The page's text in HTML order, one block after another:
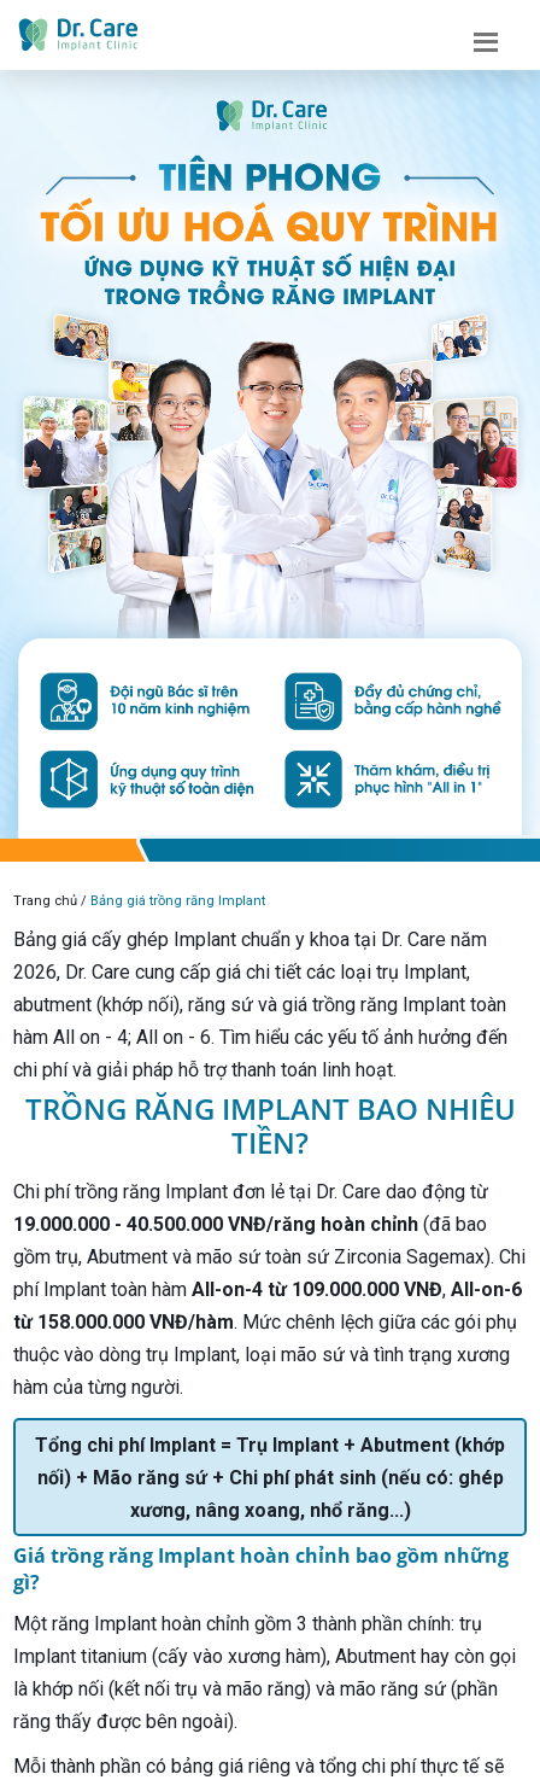
Trang chủ / Bảng giá trồng răng Implant
Bảng giá cấy ghép Implant chuẩn y khoa tại Dr. Care năm
2026, Dr. Care cung cấp giá chi tiết các loại trụ Implant,
abutment (khớp nối), răng sứ và giá trồng răng Implant toàn
hàm All on - 4; All on - 6. Tìm hiểu các yếu tố ảnh hưởng đến
chi phí và giải pháp hỗ trợ thanh toán linh hoạt.
TRỒNG RĂNG IMPLANT BAO NHIÊU
TIỀN?
Chi phí trồng răng Implant đơn lẻ tại Dr. Care dao động từ
19.000.000 - 40.500.000 VNĐ/răng hoàn chỉnh (đã bao
gồm trụ, Abutment và mão sứ toàn sứ Zirconia Sagemax). Chi
phí Implant toàn hàmAll-on-4 từ 109.000.000 VNĐ,All-on-6
từ 158.000.000 VNĐ/hàm. Mức chênh lệch giữa các gói phụ
thuộc vào dòng trụ Implant, loại mão sứ và tình trạng xương
hàm của từng người.
Tổng chi phí Implant = Trụ Implant + Abutment (khớp
nối) + Mão răng sứ + Chi phí phát sinh (nếu có: ghép
xương, nâng xoang, nhổ răng...)
Giá trồng răng Implant hoàn chỉnh bao gồm những
gì?
Một răng Implant hoàn chỉnh gồm 3 thành phần chính: trụ
Implant titanium (cấy vào xương hàm), Abutment hay còn gọi
là khớp nối (kết nối trụ và mão răng) và mão răng sứ (phần
răng thấy được bên ngoài).
Mỗi thành phần có bảng giá riêng và tổng chi phí thực tế sẽ